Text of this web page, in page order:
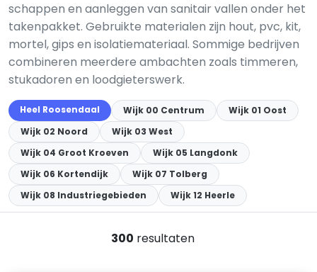
schappen en aanleggen van sanitair vallen onder het
takenpakket. Gebruikte materialen zijn hout, pvc, kit,
mortel, gips en isolatiemateriaal. Sommige bedrijven
combineren meerdere ambachten zoals timmeren,
stukadoren en loodgieterswerk.
Heel Roosendaal Wijk 00 Centrum
Wijk 01 Oost
Wijk 02 Noord
Wijk 03 West
Wijk 04 Groot Kroeven
Wijk 05 Langdonk
Wijk 06 Kortendijk
Wijk 07 Tolberg
Wijk 08 Industriegebieden
Wijk 12 Heerle
300 resultaten